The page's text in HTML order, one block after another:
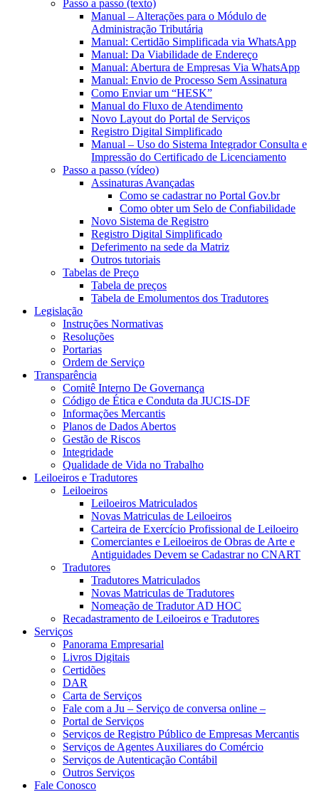
Passo a passo (texto)
Manual – Alterações para o Módulo de
Administração Tributária
Manual: Certidão Simplificada via WhatsApp
Manual: Da Viabilidade de Endereço
Manual: Abertura de Empresas Via WhatsApp
Manual: Envio de Processo Sem Assinatura
Como Enviar um “HESK”
Manual do Fluxo de Atendimento
Novo Layout do Portal de Serviços
Registro Digital Simplificado
Manual – Uso do Sistema Integrador Consulta e
Impressão do Certificado de Licenciamento
Passo a passo (vídeo)
Assinaturas Avançadas
Como se cadastrar no Portal Gov.br
Como obter um Selo de Confiabilidade
Novo Sistema de Registro
Registro Digital Simplificado
Deferimento na sede da Matriz
Outros tutoriais
Tabelas de Preço
Tabela de preços
Tabela de Emolumentos dos Tradutores
Legislação
Instruções Normativas
Resoluções
Portarias
Ordem de Serviço
Transparência
Comitê Interno De Governança
Código de Ética e Conduta da JUCIS-DF
Informações Mercantis
Planos de Dados Abertos
Gestão de Riscos
Integridade
Qualidade de Vida no Trabalho
Leiloeiros e Tradutores
Leiloeiros
Leiloeiros Matriculados
Novas Matriculas de Leiloeiros
Carteira de Exercício Profissional de Leiloeiro
Comerciantes e Leiloeiros de Obras de Arte e
Antiguidades Devem se Cadastrar no CNART
Tradutores
Tradutores Matriculados
Novas Matriculas de Tradutores
Nomeação de Tradutor AD HOC
Recadastramento de Leiloeiros e Tradutores
Serviços
Panorama Empresarial
Livros Digitais
Certidões
DAR
Carta de Serviços
Fale com a Ju – Serviço de conversa online –
Portal de Serviços
Serviços de Registro Público de Empresas Mercantis
Serviços de Agentes Auxiliares do Comércio
Serviços de Autenticação Contábil
Outros Serviços
Fale Conosco